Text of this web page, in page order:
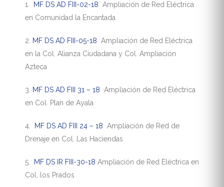
1. MF DS AD FIII-02-18 Ampliación de Red Eléctrica
en Comunidad la Encantada
2. MF DS AD FIII-05-18 Ampliación de Red Eléctrica
en la Col. Alianza Ciudadana y Col. Ampliación
Azteca
3. MF DS AD FIII 31 – 18 Ampliación de Red Eléctrica
en Col. Plan de Ayala
4. MF DS AD FIII 24 – 18 Ampliación de Red de
Drenaje en Col. Las Haciendas
5. MF DS IR FIII-30-18 Ampliación de Red Eléctrica en
Col. los Prados